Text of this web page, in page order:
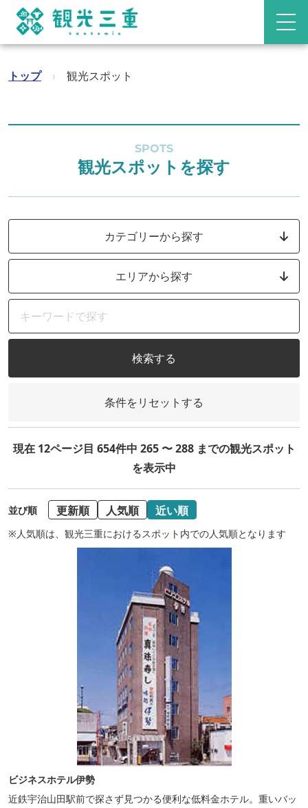
トップ › 観光スポット
SPOTS
観光スポットを探す
カテゴリーから探す
エリアから探す
検索する
条件をリセットする
現在 12ページ目 654件中 265 〜 288 までの観光スポット
を表示中
並び順 更新順 人気順 近い順
※人気順は、観光三重におけるスポット内での人気順となります
ビジネスホテル伊勢
近鉄宇治山田駅前で探さず見つかる便利な低料金ホテル。重いバッ